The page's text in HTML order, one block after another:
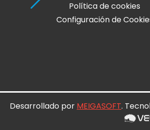
Política de cookies
Configuración de
Desarrollado por MEIGASOFT.